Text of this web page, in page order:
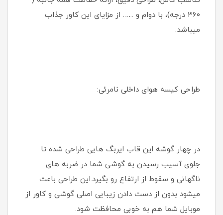
۳۶۰ درجه)، با دوام و ….. از مزایای این کاور جذاب
میباشد.
طراحی کیسه هوای داخلی نامرئی:
در چهار گوشه این قاب ایربگ هایی طراحی شده تا
جلوی آسیب رسیدن به گوشی شما در ضربه های
ناگهانی و سقوط از ارتفاع رو بگیرد.این طراحی باعث
میشود بدون از دست دادن زیبایی اصلی گوشی و کاور از
موبایل شما هم به خوبی محافظت شود.